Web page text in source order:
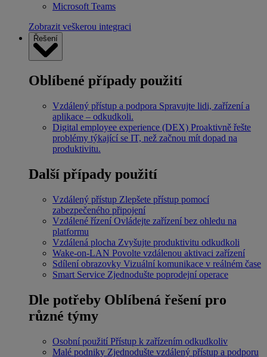
Microsoft Teams
Zobrazit veškerou integraci
Řešení
Oblíbené případy použití
Vzdálený přístup a podpora Spravujte lidi, zařízení a
aplikace – odkudkoli.
Digital employee experience (DEX) Proaktivně řešte
problémy týkající se IT, než začnou mít dopad na
produktivitu.
Další případy použití
Vzdálený přístup Zlepšete přístup pomocí
zabezpečeného připojení
Vzdálené řízení Ovládejte zařízení bez ohledu na
platformu
Vzdálená plocha Zvyšujte produktivitu odkudkoli
Wake-on-LAN Povolte vzdálenou aktivaci zařízení
Sdílení obrazovky Vizuální komunikace v reálném čase
Smart Service Zjednodušte poprodejní operace
Dle potřeby Oblíbená řešení pro
různé týmy
Osobní použití Přístup k zařízením odkudkoliv
Malé podniky Zjednodušte vzdálený přístup a podporu